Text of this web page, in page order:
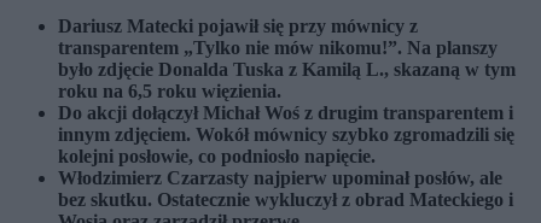
Dariusz Matecki pojawił się przy mównicy z
transparentem „Tylko nie mów nikomu!”. Na planszy
było zdjęcie Donalda Tuska z Kamilą L., skazaną w tym
roku na 6,5 roku więzienia.
Do akcji dołączył Michał Woś z drugim transparentem i
innym zdjęciem. Wokół mównicy szybko zgromadzili się
kolejni posłowie, co podniosło napięcie.
Włodzimierz Czarzasty najpierw upominał posłów, ale
bez skutku. Ostatecznie wykluczył z obrad Mateckiego i